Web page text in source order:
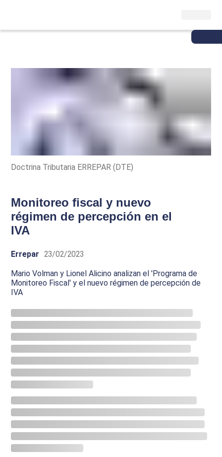
Doctrina Tributaria ERREPAR (DTE)
Monitoreo fiscal y nuevo
régimen de percepción en el
IVA
Errepar 23/02/2023
Mario Volman y Lionel Alicino analizan el 'Programa de
Monitoreo Fiscal' y el nuevo régimen de percepción de
IVA